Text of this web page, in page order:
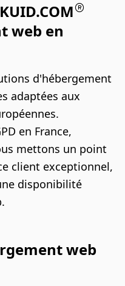
web en
d'hébergement
adaptées aux
en France,
mettons un point
client exceptionnel,
disponibilité
web